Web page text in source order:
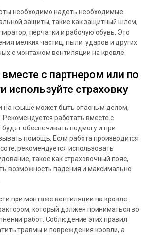
необходимо надеть необходимые
защиты, такие как защитный шлем,
перчатки и рабочую обувь. Это
мелких частиц, пыли, ударов и других
с монтажом вентиляции на кровле.
вместе с партнером или по
используйте страховку
на крыше может быть опасным делом,
Рекомендуется работать вместе с
обеспечивать подмогу и при
помощь. Если работа производится
рекомендуется использовать
такое как страховочный пояс,
возможность падения и максимально
при монтаже вентиляции на кровле
который должен приниматься во
работ. Соблюдение этих правил
травмы и повреждения кровли, а